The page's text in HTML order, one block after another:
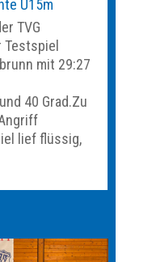
U15m
TVG
mit 29:27
40 Grad.Zu
lief flüssig,